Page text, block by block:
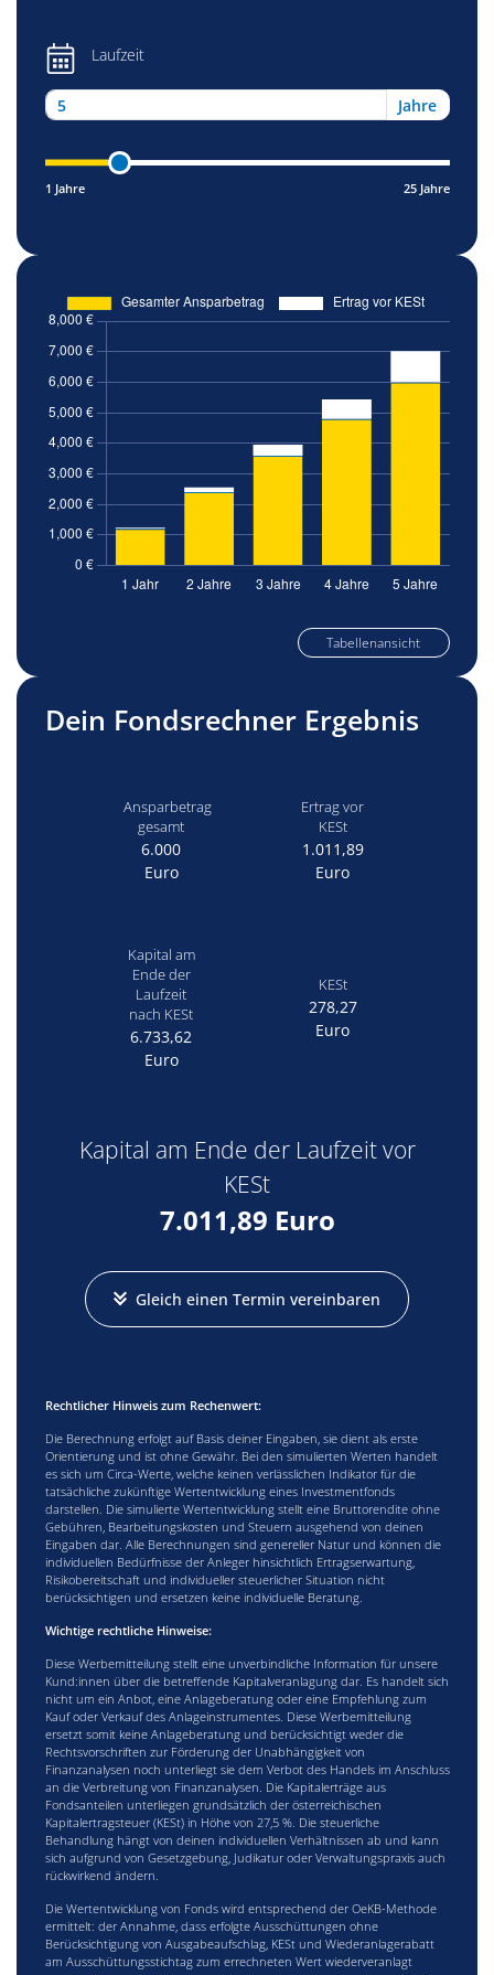
Laufzeit
Jahre
1 Jahre 25 Jahre
Tabellenansicht
Dein Fondsrechner Ergebnis
Ansparbetrag
gesamt
6.000
Euro
Ertrag vor
KESt
1.011,89
Euro
Kapital am
Ende der
Laufzeit
nach KESt
6.733,62
Euro
KESt
278,27
Euro
Kapital am Ende der Laufzeit vor
KESt
7.011,89 Euro
Gleich einen Termin vereinbaren
Rechtlicher Hinweis zum Rechenwert:
Die Berechnung erfolgt auf Basis deiner Eingaben, sie dient als erste
Orientierung und ist ohne Gewähr. Bei den simulierten Werten handelt
es sich um Circa-Werte, welche keinen verlässlichen Indikator für die
tatsächliche zukünftige Wertentwicklung eines Investmentfonds
darstellen. Die simulierte Wertentwicklung stellt eine Bruttorendite ohne
Gebühren, Bearbeitungskosten und Steuern ausgehend von deinen
Eingaben dar. Alle Berechnungen sind genereller Natur und können die
individuellen Bedürfnisse der Anleger hinsichtlich Ertragserwartung,
Risikobereitschaft und individueller steuerlicher Situation nicht
berücksichtigen und ersetzen keine individuelle Beratung.
Wichtige rechtliche Hinweise:
Diese Werbemitteilung stellt eine unverbindliche Information für unsere
Kund:innen über die betreffende Kapitalveranlagung dar. Es handelt sich
nicht um ein Anbot, eine Anlageberatung oder eine Empfehlung zum
Kauf oder Verkauf des Anlageinstrumentes. Diese Werbemitteilung
ersetzt somit keine Anlageberatung und berücksichtigt weder die
Rechtsvorschriften zur Förderung der Unabhängigkeit von
Finanzanalysen noch unterliegt sie dem Verbot des Handels im Anschluss
an die Verbreitung von Finanzanalysen. Die Kapitalerträge aus
Fondsanteilen unterliegen grundsätzlich der österreichischen
Kapitalertragsteuer (KESt) in Höhe von 27,5 %. Die steuerliche
Behandlung hängt von deinen individuellen Verhältnissen ab und kann
sich aufgrund von Gesetzgebung, Judikatur oder Verwaltungspraxis auch
rückwirkend ändern.
Die Wertentwicklung von Fonds wird entsprechend der OeKB-Methode
ermittelt: der Annahme, dass erfolgte Ausschüttungen ohne
Berücksichtigung von Ausgabeaufschlag, KESt und Wiederanlagerabatt
am Ausschüttungsstichtag zum errechneten Wert wiederveranlagt